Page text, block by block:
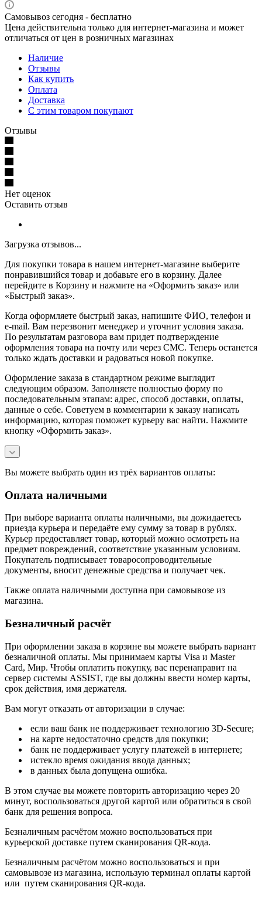
Самовывоз сегодня - бесплатно
Цена действительна только для интернет-магазина и может
отличаться от цен в розничных магазинах
Наличие
Отзывы
Как купить
Оплата
Доставка
С этим товаром покупают
Отзывы
Нет оценок
Оставить отзыв
Загрузка отзывов...
Для покупки товара в нашем интернет-магазине выберите
понравившийся товар и добавьте его в корзину. Далее
перейдите в Корзину и нажмите на «Оформить заказ» или
«Быстрый заказ».
Когда оформляете быстрый заказ, напишите ФИО, телефон и
e-mail. Вам перезвонит менеджер и уточнит условия заказа.
По результатам разговора вам придет подтверждение
оформления товара на почту или через СМС. Теперь останется
только ждать доставки и радоваться новой покупке.
Оформление заказа в стандартном режиме выглядит
следующим образом. Заполняете полностью форму по
последовательным этапам: адрес, способ доставки, оплаты,
данные о себе. Советуем в комментарии к заказу написать
информацию, которая поможет курьеру вас найти. Нажмите
кнопку «Оформить заказ».
Вы можете выбрать один из трёх вариантов оплаты:
Оплата наличными
При выборе варианта оплаты наличными, вы дожидаетесь
приезда курьера и передаёте ему сумму за товар в рублях.
Курьер предоставляет товар, который можно осмотреть на
предмет повреждений, соответствие указанным условиям.
Покупатель подписывает товаросопроводительные
документы, вносит денежные средства и получает чек.
Также оплата наличными доступна при самовывозе из
магазина.
Безналичный расчёт
При оформлении заказа в корзине вы можете выбрать вариант
безналичной оплаты. Мы принимаем карты Visa и Master
Card, Мир. Чтобы оплатить покупку, вас перенаправит на
сервер системы ASSIST, где вы должны ввести номер карты,
срок действия, имя держателя.
Вам могут отказать от авторизации в случае:
если ваш банк не поддерживает технологию 3D-Secure;
на карте недостаточно средств для покупки;
банк не поддерживает услугу платежей в интернете;
истекло время ожидания ввода данных;
в данных была допущена ошибка.
В этом случае вы можете повторить авторизацию через 20
минут, воспользоваться другой картой или обратиться в свой
банк для решения вопроса.
Безналичным расчётом можно воспользоваться при
курьерской доставке путем сканирования QR-кода.
Безналичным расчётом можно воспользоваться и при
самовывозе из магазина, использую терминал оплаты картой
или путем сканирования QR-кода.